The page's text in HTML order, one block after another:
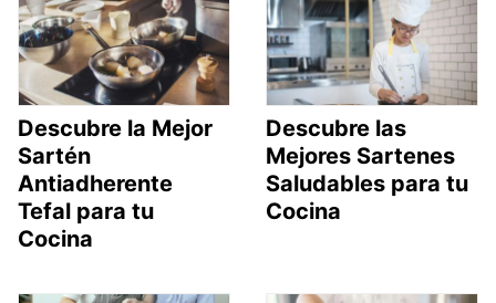
Descubre la Mejor
Sartén
Antiadherente
Tefal para tu
Cocina
Descubre las
Mejores Sartenes
Saludables para tu
Cocina